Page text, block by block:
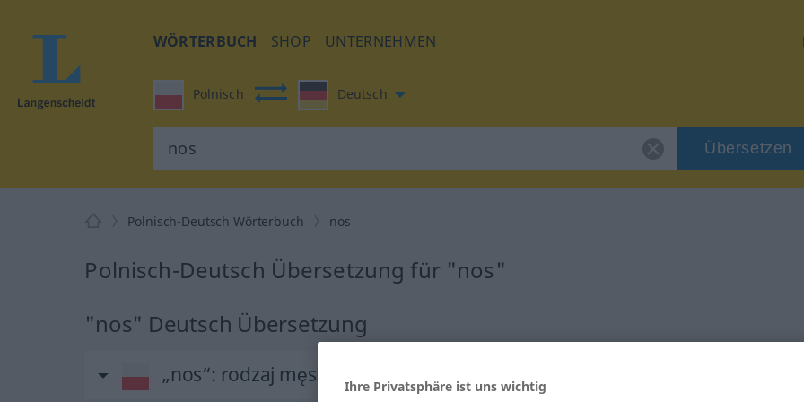
WÖRTERBUCH SHOP UNTERNEHMEN
Polnisch Deutsch
Übersetzen
Polnisch-Deutsch Wörterbuch nos
Polnisch-Deutsch Übersetzung für "nos"
"nos" Deutsch Übersetzung
„nos“: rodzaj męski Ihre Privatsphäre ist uns wichtig